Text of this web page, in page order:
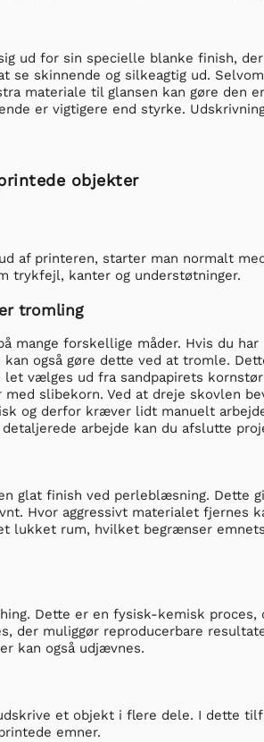
ud for sin specielle blanke finish,
se skinnende og silkeagtig ud.
materiale til glansen kan gøre den
er vigtigere end styrke.
objekter
af printeren, starter man normalt
trykfejl, kanter og understøtninger.
tromling
mange forskellige måder. Hvis du
kan også gøre dette ved at tromle.
let vælges ud fra sandpapirets
slibekorn. Ved at dreje skovlen
og derfor kræver lidt manuelt
arbejde kan du afslutte
glat finish ved perleblæsning.
Hvor aggressivt materialet fjernes
lukket rum, hvilket begrænser
Dette er en fysisk-kemisk
der muliggør reproducerbare
kan også udjævnes.
et objekt i flere dele. I dette
emner.